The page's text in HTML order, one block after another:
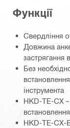
Функції
Свердління
Довжина
застрягання
Без
інструмента
HKD-TE-CX –
HKD-TE-CX-